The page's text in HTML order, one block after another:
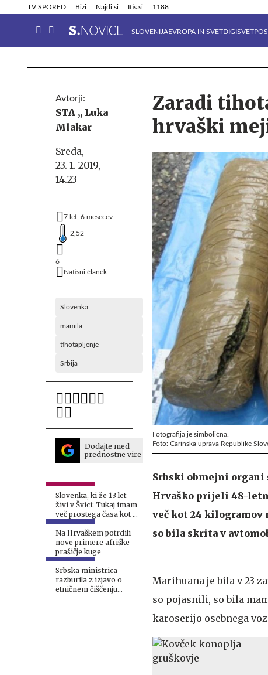
TV SPORED Bizi Najdi.si Itis.si 1188
SLOVENIJAEVROPA IN SVETDIGISVET
Info in obvestila Tehnik
Avtorji:
STA ,, Luka
Mlakar
Sreda,
23. 1. 2019,
14.23
7 let, 6 mesecev
2,52
6
Natisni članek
Slovenka
mamila
tihotapljenje
Srbija
Dodajte med
prednostne vire
Slovenka, ki že 13 let
živi v Švici: Tukaj imam
več prostega časa kot v
Sloveniji
Na Hrvaškem potrdili
nove primere afriške
prašičje kuge
Srbska ministrica
razburila z izjavo o
etničnem čiščenju
Zaradi
hrvaški
Fotografija je simbolična.
Foto: Carinska uprava Republike
Srbski obmejni organi
Hrvaško prijeli 48-
več kot 24 kilogramov
so bila skrita v
Marihuana je bila v 23
so pojasnili, so bila
karoserijo osebnega